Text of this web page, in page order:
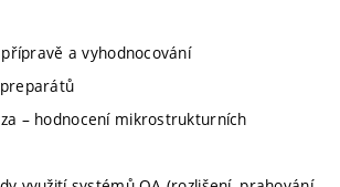
a vyhodnocování
– hodnocení mikrostrukturních